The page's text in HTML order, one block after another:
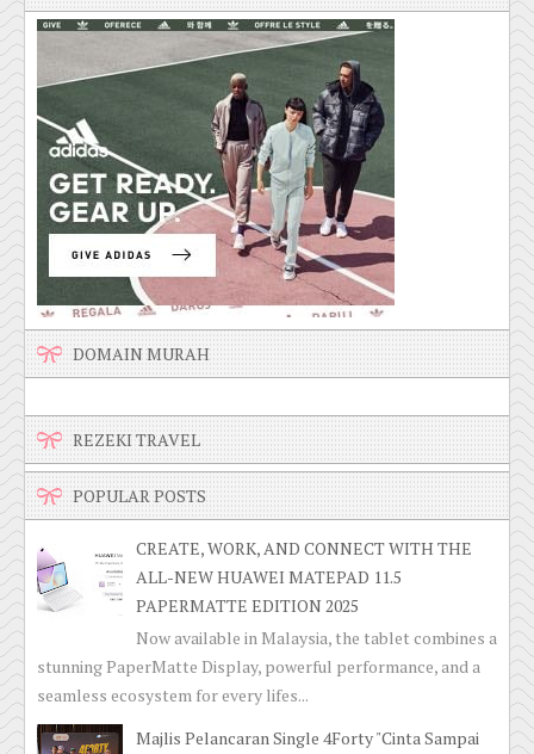
DOMAIN MURAH
REZEKI TRAVEL
POPULAR POSTS
CREATE, WORK, AND CONNECT WITH THE
ALL-NEW HUAWEI MATEPAD 11.5
PAPERMATTE EDITION 2025
Now available in Malaysia, the tablet combines a
stunning PaperMatte Display, powerful performance, and a
seamless ecosystem for every lifes...
Majlis Pelancaran Single 4Forty "Cinta Sampai